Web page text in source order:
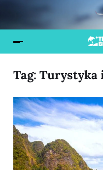
Tag: Turystyka